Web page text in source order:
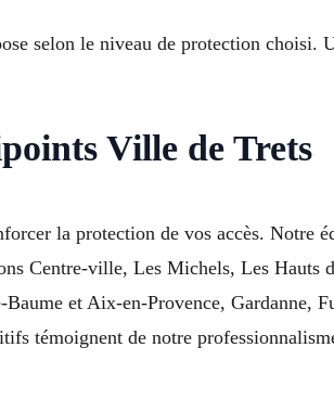
selon le niveau de protection choisi.
Ville de Trets
la protection de vos accès. Notre
Centre-ville, Les Michels, Les Hauts
et Aix-en-Provence, Gardanne,
témoignent de notre